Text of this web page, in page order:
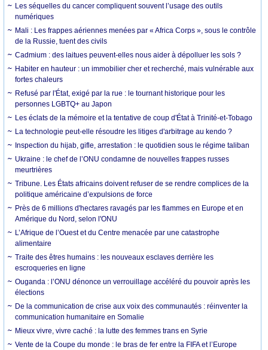
Les séquelles du cancer compliquent souvent l’usage des outils
numériques
Mali : Les frappes aériennes menées par « Africa Corps », sous le contrôle
de la Russie, tuent des civils
Cadmium : des laitues peuvent-elles nous aider à dépolluer les sols ?
Habiter en hauteur : un immobilier cher et recherché, mais vulnérable aux
fortes chaleurs
Refusé par l'État, exigé par la rue : le tournant historique pour les
personnes LGBTQ+ au Japon
Les éclats de la mémoire et la tentative de coup d'État à Trinité-et-Tobago
La technologie peut-elle résoudre les litiges d'arbitrage au kendo ?
Inspection du hijab, gifle, arrestation : le quotidien sous le régime taliban
Ukraine : le chef de l’ONU condamne de nouvelles frappes russes
meurtrières
Tribune. Les États africains doivent refuser de se rendre complices de la
politique américaine d’expulsions de force
Près de 6 millions d'hectares ravagés par les flammes en Europe et en
Amérique du Nord, selon l'ONU
L’Afrique de l’Ouest et du Centre menacée par une catastrophe
alimentaire
Traite des êtres humains : les nouveaux esclaves derrière les
escroqueries en ligne
Ouganda : l’ONU dénonce un verrouillage accéléré du pouvoir après les
élections
De la communication de crise aux voix des communautés : réinventer la
communication humanitaire en Somalie
Mieux vivre, vivre caché : la lutte des femmes trans en Syrie
Vente de la Coupe du monde : le bras de fer entre la FIFA et l’Europe